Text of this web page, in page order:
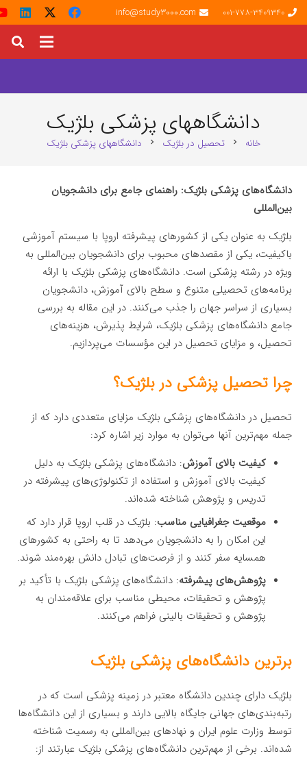
001-778-3409340
info@study3000.com
دانشگاههای پزشکی بلژیک
خانه chevron_right تحصیل در بلژیک chevron_right دانشگاههای پزشکی بلژیک
دانشگاه‌های پزشکی بلژیک: راهنمای جامع برای دانشجویان
بین‌المللی
بلژیک به عنوان یکی از کشورهای پیشرفته اروپا با سیستم آموزشی
باکیفیت، یکی از مقصدهای محبوب برای دانشجویان بین‌المللی به
ویژه در رشته پزشکی است. دانشگاه‌های پزشکی بلژیک با ارائه
برنامه‌های تحصیلی متنوع و سطح بالای آموزش، دانشجویان
بسیاری از سراسر جهان را جذب می‌کنند. در این مقاله به بررسی
جامع دانشگاه‌های پزشکی بلژیک، شرایط پذیرش، هزینه‌های
تحصیل، و مزایای تحصیل در این مؤسسات می‌پردازیم.
چرا تحصیل پزشکی در بلژیک؟
تحصیل در دانشگاه‌های پزشکی بلژیک مزایای متعددی دارد که از
جمله مهم‌ترین آنها می‌توان به موارد زیر اشاره کرد:
کیفیت بالای آموزش: دانشگاه‌های پزشکی بلژیک به دلیل
کیفیت بالای آموزش و استفاده از تکنولوژی‌های پیشرفته در
تدریس و پژوهش شناخته شده‌اند.
موقعیت جغرافیایی مناسب: بلژیک در قلب اروپا قرار دارد که
این امکان را به دانشجویان می‌دهد تا به راحتی به کشورهای
همسایه سفر کنند و از فرصت‌های تبادل دانش بهره‌مند شوند.
پژوهش‌های پیشرفته: دانشگاه‌های پزشکی بلژیک با تأکید بر
پژوهش و تحقیقات، محیطی مناسب برای علاقه‌مندان به
پژوهش و تحقیقات بالینی فراهم می‌کنند.
برترین دانشگاه‌های پزشکی بلژیک
بلژیک دارای چندین دانشگاه معتبر در زمینه پزشکی است که در
رتبه‌بندی‌های جهانی جایگاه بالایی دارند و بسیاری از این دانشگاه‌ها
توسط وزارت علوم ایران و نهادهای بین‌المللی به رسمیت شناخته
شده‌اند. برخی از مهم‌ترین دانشگاه‌های پزشکی بلژیک عبارتند از: